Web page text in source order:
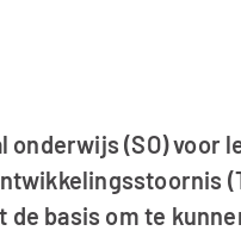
onderwijs (SO) voor
de basis om te